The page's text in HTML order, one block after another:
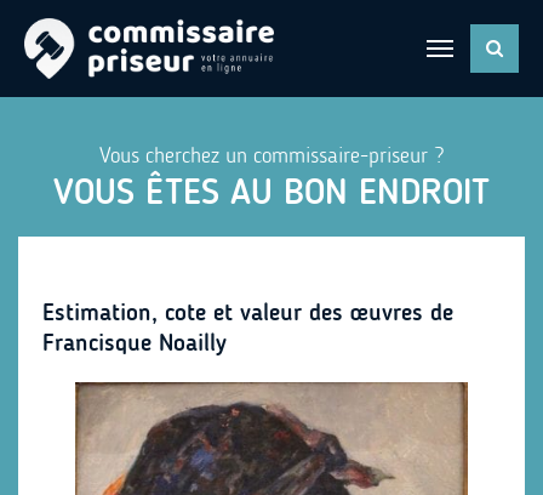
Vous cherchez un commissaire-priseur ?
VOUS ÊTES AU BON ENDROIT
Estimation, cote et valeur des œuvres de
Francisque Noailly